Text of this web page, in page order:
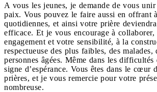
A vous les jeunes, je demande de vous
paix. Vous pouvez le faire aussi en offrant
quotidiennes, et ainsi votre prière
efficace. Et je vous encourage à collaborer,
engagement et votre sensibilité, à la
respectueuse des plus faibles, des malades,
personnes âgées. Même dans les
signe d’espérance. Vous êtes dans le cœur
prières, et je vous remercie pour votre
nombreuse.